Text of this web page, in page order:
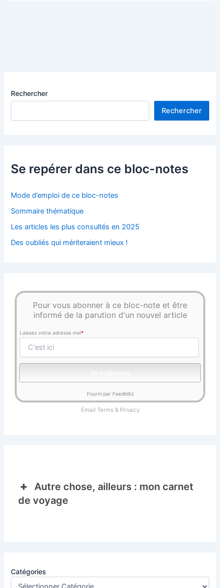
Rechercher
Rechercher
Se repérer dans ce bloc-notes
Mode d’emploi de ce bloc-notes
Sommaire thématique
Les articles les plus consultés en 2025
Des oubliés qui mériteraient mieux !
Pour vous abonner à ce bloc-note et être
informé de la parution d'un nouvel article
Laissez votre adresse mel*
Fourni par Feedblitz
Email Terms& Privacy
Autre chose, ailleurs : mon carnet
de voyage
Catégories